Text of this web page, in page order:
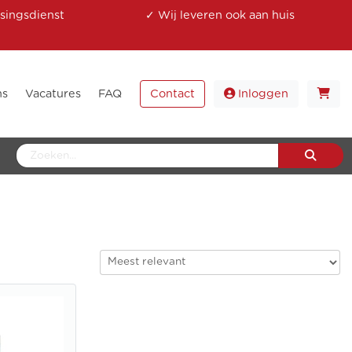
✓ Wij leveren ook aan huis
Vacatures FAQ Contact Inloggen